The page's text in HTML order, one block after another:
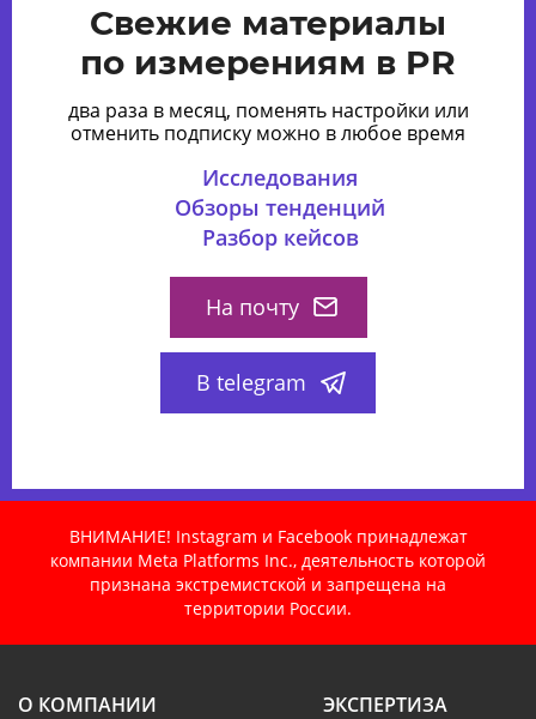
Свежие материалы
по измерениям в PR
два раза в месяц, поменять настройки или
отменить подписку можно в любое время
Исследования
Обзоры тенденций
Разбор кейсов
На почту
В telegram
ВНИМАНИЕ! Instagram и Facebook принадлежат
компании Meta Platforms Inc., деятельность которой
признана экстремистской и запрещена на
территории России.
О КОМПАНИИ
ЭКСПЕРТИЗА